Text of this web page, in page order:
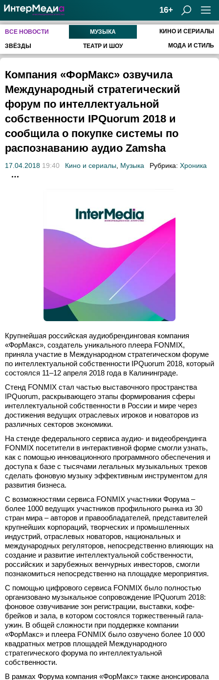
ВСЕ НОВОСТИ МУЗЫКА КИНО И СЕРИАЛЫ
ЗВЁЗДЫ ТЕАТР И ШОУ МОДА И СТИЛЬ
Компания «ФорМакс» озвучила
Международный стратегический
форум по интеллектуальной
собственности IPQuorum 2018 и
сообщила о покупке системы по
распознаванию аудио Zamsha
17.04.2018 19:40 Кино и сериалы Музыка Рубрика: Хроника
Крупнейшая российская аудиобрендинговая компания
«ФорМакс», создатель уникального плеера FONMIX,
приняла участие в Международном стратегическом форуме
по интеллектуальной собственности IPQuorum 2018, который
состоялся 11–12 апреля 2018 года в Калининграде.
Стенд FONMIX стал частью выставочного пространства
IPQuorum, раскрывающего этапы формирования сферы
интеллектуальной собственности в России и мире через
достижения ведущих отраслевых игроков и новаторов из
различных секторов экономики.
На стенде федерального сервиса аудио- и видеобрендинга
FONMIX посетители в интерактивной форме смогли узнать,
как с помощью инновационного программного обеспечения и
доступа к базе с тысячами легальных музыкальных треков
сделать фоновую музыку эффективным инструментом для
развития бизнеса.
С возможностями сервиса FONMIX участники Форума –
более 1000 ведущих участников профильного рынка из 30
стран мира – авторов и правообладателей, представителей
крупнейших корпораций, творческих и промышленных
индустрий, отраслевых новаторов, национальных и
международных регуляторов, непосредственно влияющих на
создание и развитие интеллектуальной собственности,
российских и зарубежных венчурных инвесторов, смогли
познакомиться непосредственно на площадке мероприятия.
С помощью цифрового сервиса FONMIX было полностью
организовано музыкальное сопровождение IPQuorum 2018:
фоновое озвучивание зон регистрации, выставки, кофе-
брейков и зала, в котором состоялся торжественный гала-
ужин. В общей сложности при поддержке компании
«ФорМакс» и плеера FONMIX было озвучено более 10 000
квадратных метров площадей Международного
стратегического форума по интеллектуальной
собственности.
В рамках Форума компания «ФорМакс» также анонсировала
16+